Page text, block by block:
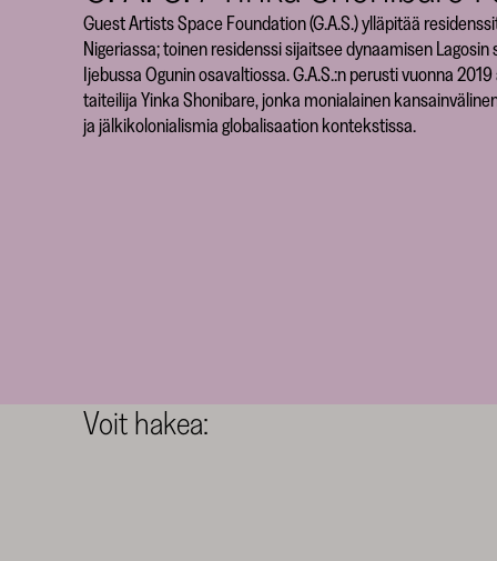
Guest Artists Space Foundation (G.A.S.) ylläpitää
Nigeriassa; toinen residenssi sijaitsee dynaamisen
Ijebussa Ogunin osavaltiossa. G.A.S.:n perusti vuonna
taiteilija Yinka Shonibare, jonka monialainen
ja jälkikolonialismia globalisaation kontekstissa.
Voit hakea: